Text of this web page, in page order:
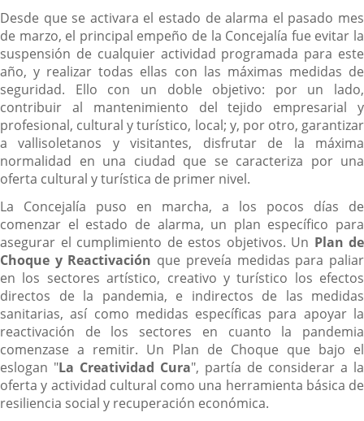
Desde que se activara el estado de alarma el pasado mes
de marzo, el principal empeño de la Concejalía fue evitar la
suspensión de cualquier actividad programada para este
año, y realizar todas ellas con las máximas medidas de
seguridad. Ello con un doble objetivo: por un lado,
contribuir al mantenimiento del tejido empresarial y
profesional, cultural y turístico, local; y, por otro, garantizar
a vallisoletanos y visitantes, disfrutar de la máxima
normalidad en una ciudad que se caracteriza por una
oferta cultural y turística de primer nivel.
La Concejalía puso en marcha, a los pocos días de
comenzar el estado de alarma, un plan específico para
asegurar el cumplimiento de estos objetivos. Un Plan de
Choque y Reactivación que preveía medidas para paliar
en los sectores artístico, creativo y turístico los efectos
directos de la pandemia, e indirectos de las medidas
sanitarias, así como medidas específicas para apoyar la
reactivación de los sectores en cuanto la pandemia
comenzase a remitir. Un Plan de Choque que bajo el
eslogan "La Creatividad Cura", partía de considerar a la
oferta y actividad cultural como una herramienta básica de
resiliencia social y recuperación económica.